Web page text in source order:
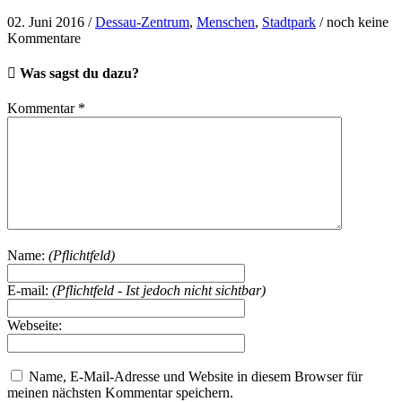
02. Juni 2016 /Dessau-Zentrum, Menschen, Stadtpark /noch keine
Kommentare
Was sagst du dazu?
Kommentar *
Name: (Pflichtfeld)
E-mail: (Pflichtfeld - Ist jedoch nicht sichtbar)
Webseite:
Name, E-Mail-Adresse und Website in diesem Browser für
meinen nächsten Kommentar speichern.